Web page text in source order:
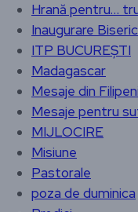
Hrană pentru…
Inaugurare
ITP BUCUREȘTI
Madagascar
Mesaje din Filipeni
Mesaje pentru
MIJLOCIRE
Misiune
Pastorale
poza de duminica